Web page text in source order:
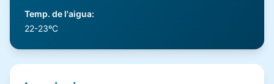
Temp. de l'aigua:
22-23ºC